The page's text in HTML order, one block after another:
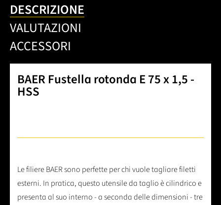
DESCRIZIONE
VALUTAZIONI
ACCESSORI
BAER Fustella rotonda E 75 x 1,5 -
HSS
Le filiere BAER sono perfette per chi vuole tagliare filetti
esterni. In pratica, questo utensile da taglio è cilindrico e
presenta al suo interno - a seconda delle dimensioni - tre